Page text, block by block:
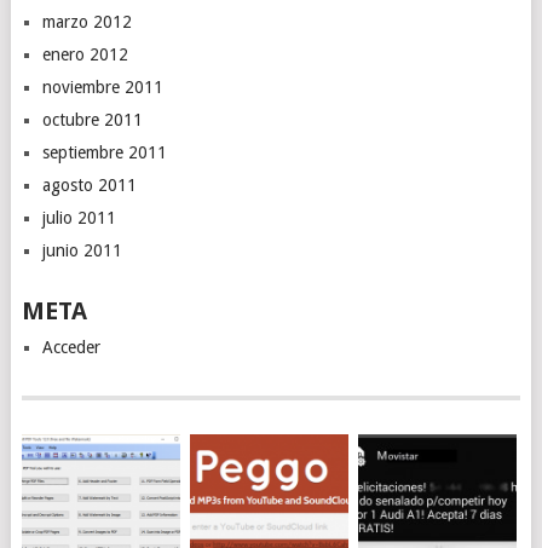
marzo 2012
enero 2012
noviembre 2011
octubre 2011
septiembre 2011
agosto 2011
julio 2011
junio 2011
META
Acceder